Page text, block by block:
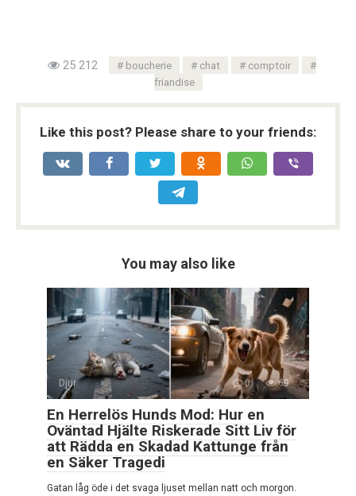
25 212 boucherie chat
comptoir
friandise
Like this post? Please share to your friends:
You may also like
Djur 0 69
En Herrelös Hunds Mod: Hur en
Oväntad Hjälte Riskerade Sitt Liv för
att Rädda en Skadad Kattunge från
en Säker Tragedi
Gatan låg öde i det svaga ljuset mellan natt och morgon.